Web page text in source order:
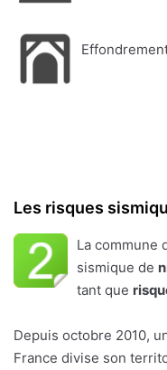
Les risques
La commune
sismique de
tant que
Depuis octobre 2010,
France divise son